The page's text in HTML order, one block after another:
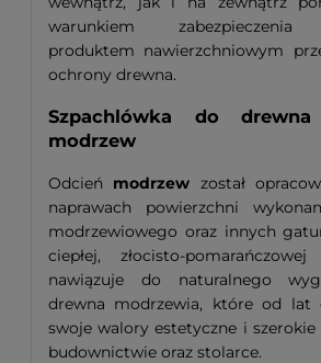
warunkiem zabezpieczenia
produktem nawierzchniowym
ochrony drewna.
Szpachlówka do
modrzew
Odcień modrzew został
naprawach powierzchni
modrzewiowego oraz innych
ciepłej, złocisto-
nawiązuje do naturalnego
drewna modrzewia, które od lat
swoje walory estetyczne i szerokie
budownictwie oraz stolarce.